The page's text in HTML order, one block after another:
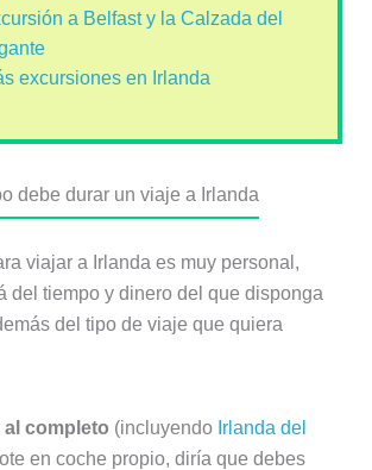
a Belfast y la Calzada del
excursiones en Irlanda
debe durar un viaje a Irlanda
viajar a Irlanda es muy personal,
del tiempo y dinero del que disponga
del tipo de viaje que quiera
al completo (incluyendo Irlanda del
en coche propio, diría que debes